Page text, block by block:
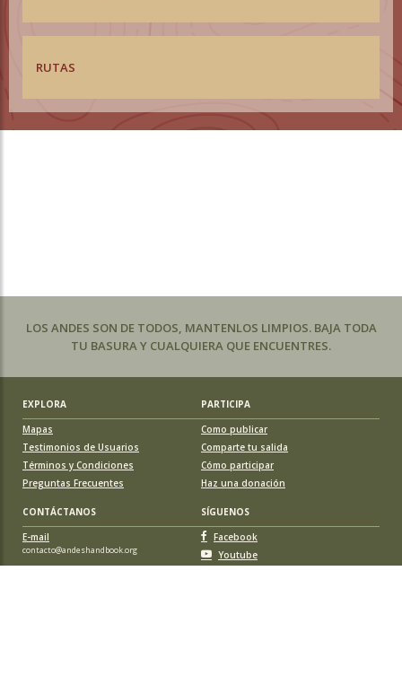
RUTAS
LOS ANDES SON DE TODOS, MANTENLOS LIMPIOS. BAJA TODA
TU BASURA Y CUALQUIERA QUE ENCUENTRES.
EXPLORA
PARTICIPA
Mapas
Testimonios de Usuarios
Términos y Condiciones
Preguntas Frecuentes
Como publicar
Comparte tu salida
Cómo participar
Haz una donación
CONTÁCTANOS
SÍGUENOS
E-mail
contacto@andeshandbook.org
Facebook
Youtube